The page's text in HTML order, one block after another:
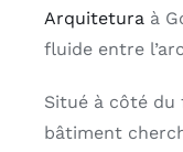
Arquitetura à
fluide entre
Situé à côté
bâtiment